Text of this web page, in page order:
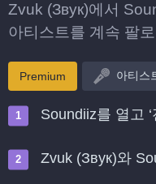
Zvuk (Звук)에서
아티스트를 계속 팔
Premium 아티스
Soundiiz를 열고
Zvuk (Звук)와